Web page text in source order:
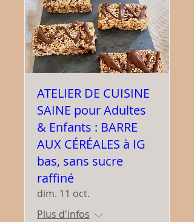
ATELIER DE CUISINE
SAINE pour Adultes
& Enfants : BARRE
AUX CÉRÉALES à IG
bas, sans sucre
raffiné
dim. 11 oct.
Plus d'infos